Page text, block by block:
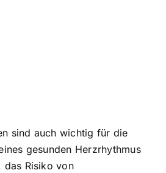
sind auch wichtig für die
gesunden Herzrhythmus
das Risiko von